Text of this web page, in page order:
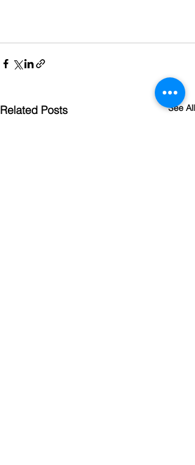
Related Posts See All